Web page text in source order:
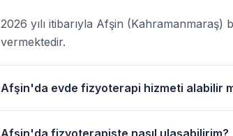
2026 yılı itibarıyla Afşin
vermektedir.
Afşin'da evde fizyoterapi hizmeti alabilir
Afşin'da fizyoterapiste nasıl ulaşabilirim?